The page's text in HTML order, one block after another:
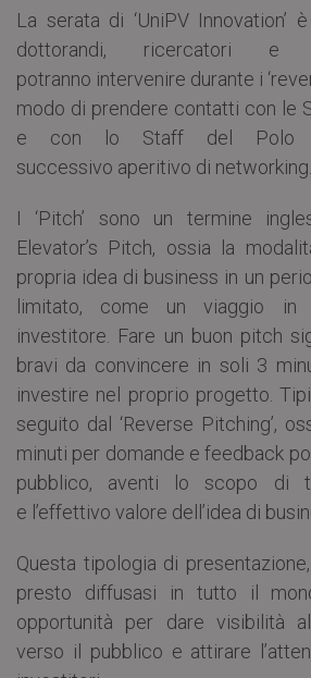
La serata di ‘UniPV Innovation’
dottorandi, ricercatori e
potranno intervenire durante i
modo di prendere contatti con le
e con lo Staff del Polo
successivo aperitivo di networking.
I ‘Pitch’ sono un termine
Elevator’s Pitch, ossia la
propria idea di business in un
limitato, come un viaggio in
investitore. Fare un buon pitch
bravi da convincere in soli 3
investire nel proprio progetto.
seguito dal ‘Reverse Pitching’,
minuti per domande e feedback
pubblico, aventi lo scopo di
e l’effettivo valore dell’idea di
Questa tipologia di
presto diffusasi in tutto il
opportunità per dare visibilità
verso il pubblico e attirare